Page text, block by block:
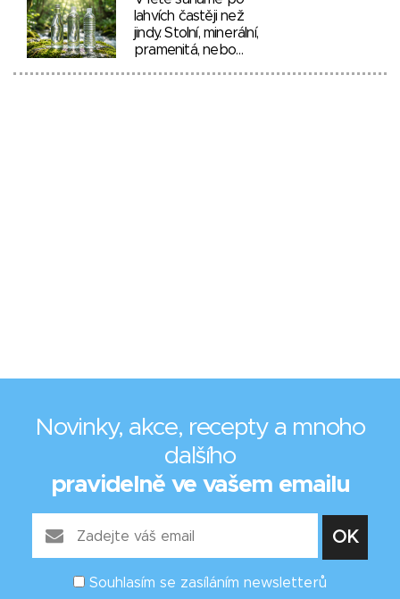
lahvích častěji než
jindy. Stolní, minerální,
pramenitá, nebo…
Novinky, akce, recepty a mnoho
dalšího
pravidelně ve vašem emailu
Souhlasím se zasíláním newsletterů